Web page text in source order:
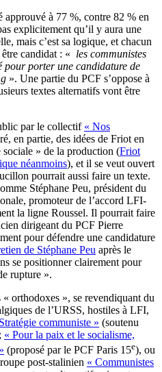
approuvé à 77 %, contre 82 % en
explicitement qu’il y aura une
mais c’est sa logique, et chacun
candidat : « les communistes
pour porter une candidature de
». Une partie du PCF s’oppose à
textes alternatifs vont être
par le collectif « Nos
en partie, des idées de Friot en
sociale » de la production (Friot
néanmoins), et il se veut ouvert
pourrait aussi faire un texte.
Stéphane Peu, président du
promoteur de l’accord LFI-
la ligne Roussel. Il pourrait faire
dirigeant du PCF Pierre
pour défendre une candidature
de Stéphane Peu après le
se positionner clairement pour
rupture ».
orthodoxes », se revendiquant du
de l’URSS, hostiles à LFI,
communiste » (soutenu
; « Pour la paix et le socialisme,
(proposé par le PCF Paris 15e), ou
post-stalinien « Communistes